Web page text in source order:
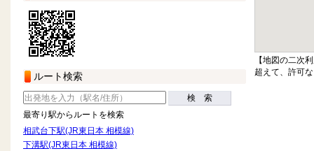
ルート検索
検 索
最寄り駅からルートを検索
相武台下駅(JR東日本 相模線)
下溝駅(JR東日本 相模線)
【地図の二次
超えて、許可